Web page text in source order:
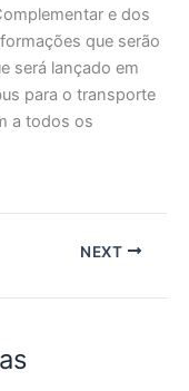
e dos
que serão
será lançado em
para o transporte
a todos os
NEXT